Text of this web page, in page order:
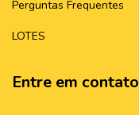
Perguntas Frequentes
LOTES
Entre em contato